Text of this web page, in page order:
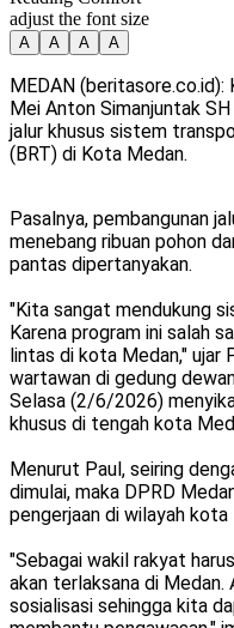
adjust the font size
A A A A
MEDAN
Mei Anton Simanjuntak
jalur khusus sistem
(BRT) di Kota Medan.
Pasalnya, pembangunan
menebang ribuan pohon
pantas dipertanyakan.
"Kita sangat mendukung
Karena program ini salah
lintas di kota Medan," ujar
wartawan di gedung
Selasa (2/6/2026)
khusus di tengah kota
Menurut Paul, seiring
dimulai, maka DPRD
pengerjaan di wilayah kota
"Sebagai wakil rakyat
akan terlaksana di
sosialisasi sehingga kita